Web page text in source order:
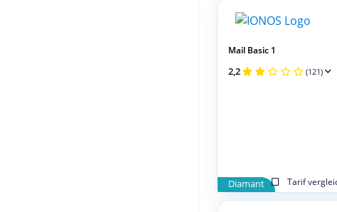
Diamant
Tarif
Mail Basic 1
2,2 (121)